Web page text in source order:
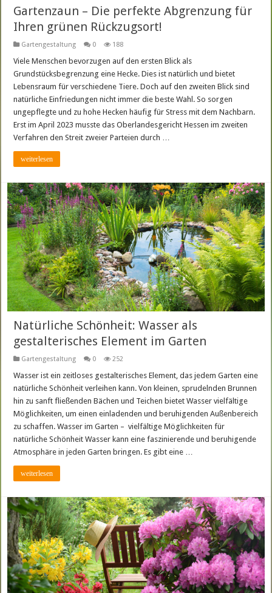
Gartenzaun – Die perfekte Abgrenzung für
Ihren grünen Rückzugsort!
Gartengestaltung 0 188
Viele Menschen bevorzugen auf den ersten Blick als
Grundstücksbegrenzung eine Hecke. Dies ist natürlich und bietet
Lebensraum für verschiedene Tiere. Doch auf den zweiten Blick sind
natürliche Einfriedungen nicht immer die beste Wahl. So sorgen
ungepflegte und zu hohe Hecken häufig für Stress mit dem Nachbarn.
Erst im April 2023 musste das Oberlandesgericht Hessen im zweiten
Verfahren den Streit zweier Parteien durch …
weiterlesen
Natürliche Schönheit: Wasser als
gestalterisches Element im Garten
Gartengestaltung 0 252
Wasser ist ein zeitloses gestalterisches Element, das jedem Garten eine
natürliche Schönheit verleihen kann. Von kleinen, sprudelnden Brunnen
hin zu sanft fließenden Bächen und Teichen bietet Wasser vielfältige
Möglichkeiten, um einen einladenden und beruhigenden Außenbereich
zu schaffen. Wasser im Garten – vielfältige Möglichkeiten für
natürliche Schönheit Wasser kann eine faszinierende und beruhigende
Atmosphäre in jeden Garten bringen. Es gibt eine …
weiterlesen